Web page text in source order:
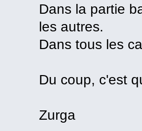
Dans la partie
les autres.
Dans tous les
Du coup, c'est
Zurga